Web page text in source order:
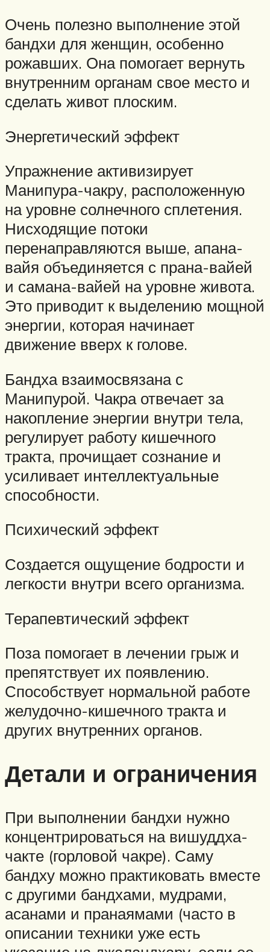
Очень полезно выполнение этой
бандхи для женщин, особенно
рожавших. Она помогает вернуть
внутренним органам свое место и
сделать живот плоским.
Энергетический эффект
Упражнение активизирует
Манипура-чакру, расположенную
на уровне солнечного сплетения.
Нисходящие потоки
перенаправляются выше, апана-
вайя объединяется с прана-вайей
и самана-вайей на уровне живота.
Это приводит к выделению мощной
энергии, которая начинает
движение вверх к голове.
Бандха взаимосвязана с
Манипурой. Чакра отвечает за
накопление энергии внутри тела,
регулирует работу кишечного
тракта, прочищает сознание и
усиливает интеллектуальные
способности.
Психический эффект
Создается ощущение бодрости и
легкости внутри всего организма.
Терапевтический эффект
Поза помогает в лечении грыж и
препятствует их появлению.
Способствует нормальной работе
желудочно-кишечного тракта и
других внутренних органов.
Детали и ограничения
При выполнении бандхи нужно
концентрироваться на вишуддха-
чакте (горловой чакре). Саму
бандху можно практиковать вместе
с другими бандхами, мудрами,
асанами и пранаямами (часто в
описании техники уже есть